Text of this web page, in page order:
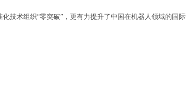
术组织“零突破”，更有力提升了中国在机器人领域的国